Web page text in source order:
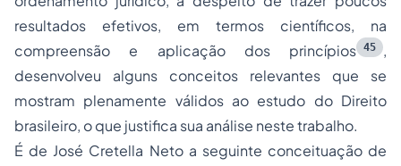
resultados efetivos, em termos científicos, na
compreensão e aplicação dos princípios 45
,
desenvolveu alguns conceitos relevantes que se
mostram plenamente válidos ao estudo do Direito
brasileiro, o que justifica sua análise neste trabalho.
É de José Cretella Neto a seguinte conceituação de